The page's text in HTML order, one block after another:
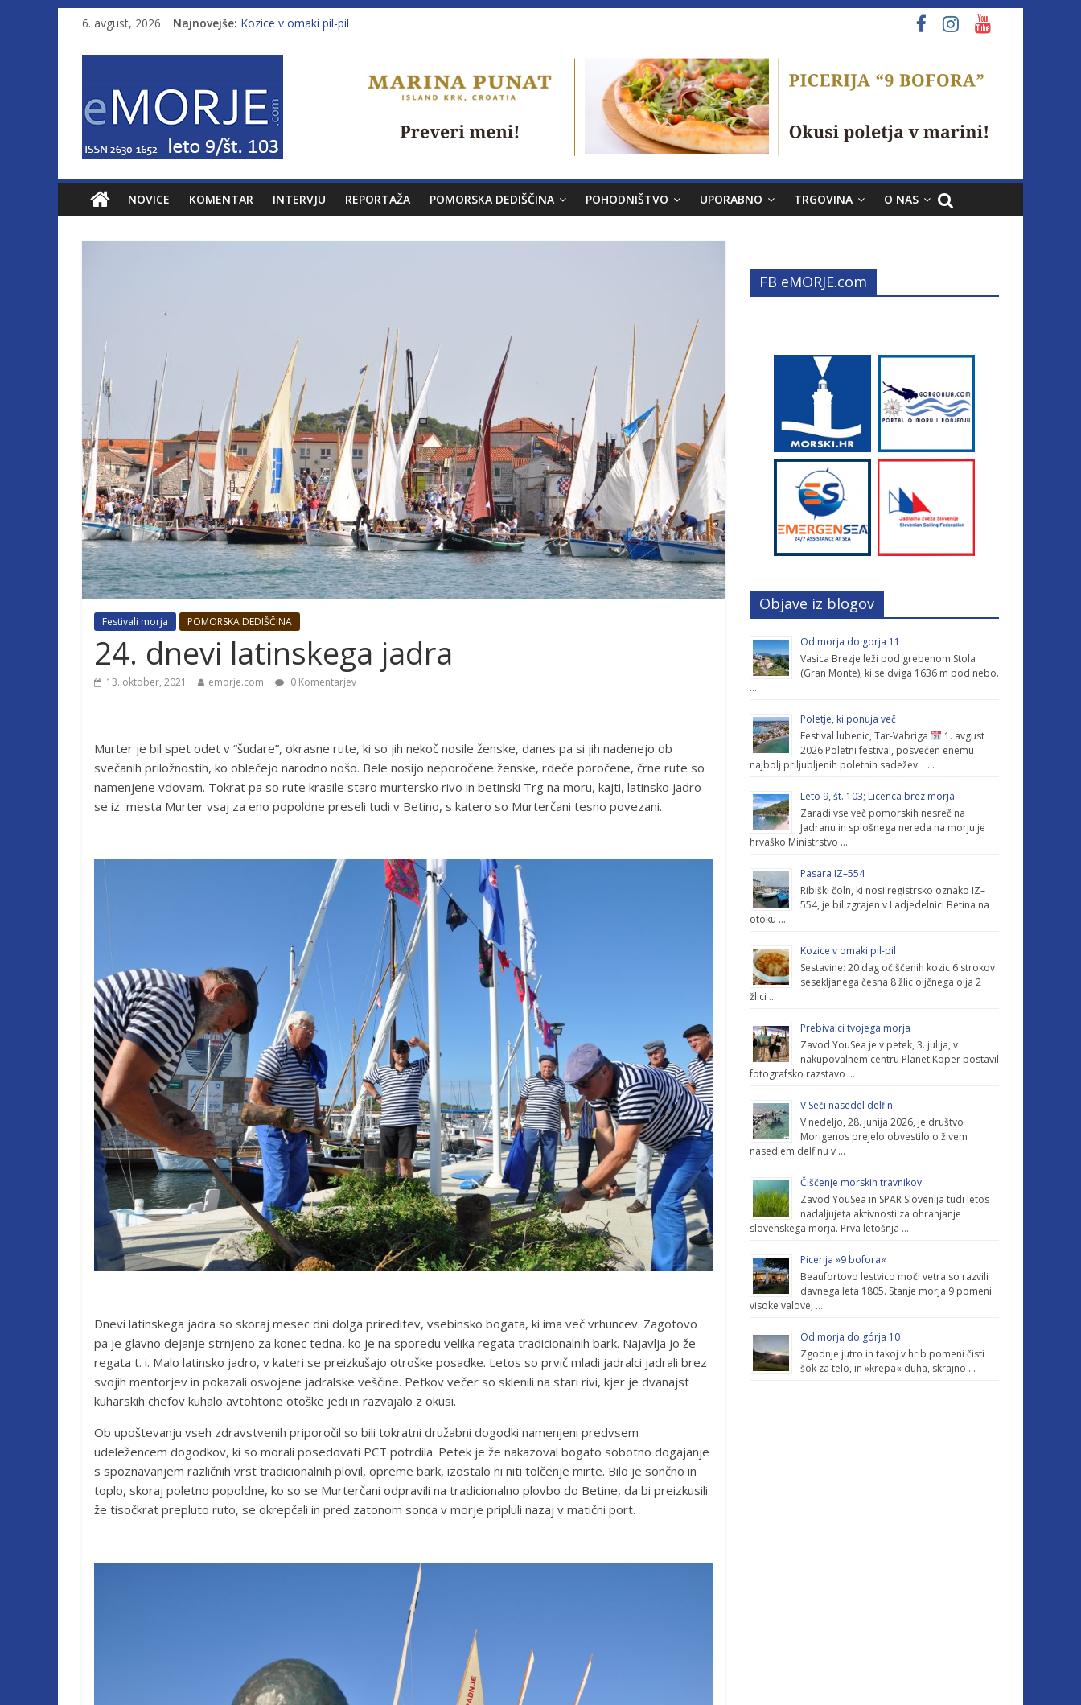
6. avgust, 2026 Najnovejše: Kozice v omaki pil-pil
Od morja do gorja 11
Poletje, ki ponuja več
NOVICE KOMENTAR INTERVJU REPORTAŽA POMORSKA DEDIŠČINA POHODNIŠTVO UPORABNO TRGOVINA O NAS
Festivali morja POMORSKA DEDIŠČINA
24. dnevi latinskega jadra
13. oktober, 2021 emorje.com 0 Komentarjev
Murter je bil spet odet v “šudare”, okrasne rute, ki so jih nekoč nosile ženske, danes pa si jih nadenejo ob
svečanih priložnostih, ko oblečejo narodno nošo. Bele nosijo neporočene ženske, rdeče poročene, črne rute so
namenjene vdovam. Tokrat pa so rute krasile staro murtersko rivo in betinski Trg na moru, kajti, latinsko jadro
se iz mesta Murter vsaj za eno popoldne preseli tudi v Betino, s katero so Murterčani tesno povezani.
Dnevi latinskega jadra so skoraj mesec dni dolga prireditev, vsebinsko bogata, ki ima več vrhuncev. Zagotovo
pa je glavno dejanje strnjeno za konec tedna, ko je na sporedu velika regata tradicionalnih bark. Najavlja jo že
regata t. i. Malo latinsko jadro, v kateri se preizkušajo otroške posadke. Letos so prvič mladi jadralci jadrali brez
svojih mentorjev in pokazali osvojene jadralske veščine. Petkov večer so sklenili na stari rivi, kjer je dvanajst
kuharskih chefov kuhalo avtohtone otoške jedi in razvajalo z okusi.
Ob upoštevanju vseh zdravstvenih priporočil so bili tokratni družabni dogodki namenjeni predvsem
udeležencem dogodkov, ki so morali posedovati PCT potrdila. Petek je že nakazoval bogato sobotno dogajanje
s spoznavanjem različnih vrst tradicionalnih plovil, opreme bark, izostalo ni niti tolčenje mirte. Bilo je sončno in
toplo, skoraj poletno popoldne, ko so se Murterčani odpravili na tradicionalno plovbo do Betine, da bi preizkusili
že tisočkrat prepluto ruto, se okrepčali in pred zatonom sonca v morje pripluli nazaj v matični port.
FB eMORJE.com
Objave iz blogov
Od morja do gorja 11
Vasica Brezje leži pod grebenom Stola
(Gran Monte), ki se dviga 1636 m pod nebo.
…
Poletje, ki ponuja več
Festival lubenic, Tar-Vabriga
1. avgust
2026 Poletni festival, posvečen enemu
najbolj priljubljenih poletnih sadežev. …
Leto 9, št. 103; Licenca brez morja
Zaradi vse več pomorskih nesreč na
Jadranu in splošnega nereda na morju je
hrvaško Ministrstvo …
Pasara IZ–554
Ribiški čoln, ki nosi registrsko oznako IZ–
554, je bil zgrajen v Ladjedelnici Betina na
otoku …
Kozice v omaki pil-pil
Sestavine: 20 dag očiščenih kozic 6 strokov
sesekljanega česna 8 žlic oljčnega olja 2
žlici …
Prebivalci tvojega morja
Zavod YouSea je v petek, 3. julija, v
nakupovalnem centru Planet Koper postavil
fotografsko razstavo …
V Seči nasedel delfin
V nedeljo, 28. junija 2026, je društvo
Morigenos prejelo obvestilo o živem
nasedlem delfinu v …
Čiščenje morskih travnikov
Zavod YouSea in SPAR Slovenija tudi letos
nadaljujeta aktivnosti za ohranjanje
slovenskega morja. Prva letošnja …
Picerija »9 bofora«
Beaufortovo lestvico moči vetra so razvili
davnega leta 1805. Stanje morja 9 pomeni
visoke valove, …
Od morja do górja 10
Zgodnje jutro in takoj v hrib pomeni čisti
šok za telo, in »krepa« duha, skrajno …